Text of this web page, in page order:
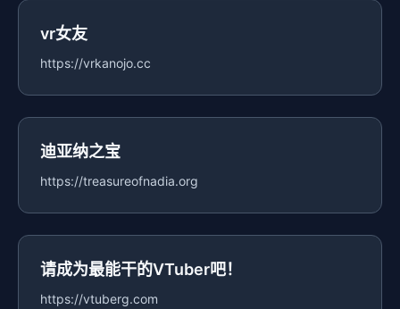
vr女友
https://vrkanojo.cc
迪亚纳之宝
https://treasureofnadia.org
请成为最能干的VTuber吧！
https://vtuberg.com